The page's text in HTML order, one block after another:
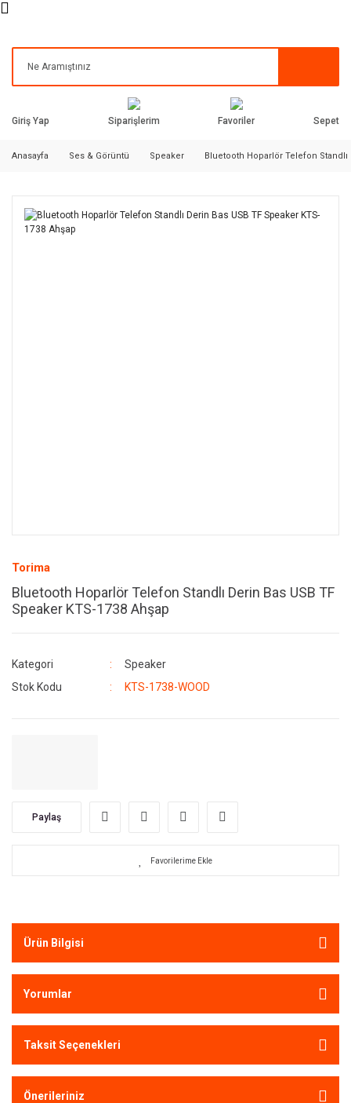
Giriş Yap Siparişlerim Favoriler Sepet
Anasayfa Ses & Görüntü Speaker Bluetooth Hoparlör Telefon Standlı
Torima
Bluetooth Hoparlör Telefon Standlı Derin Bas USB TF
Speaker KTS-1738 Ahşap
Kategori
Speaker
Stok Kodu
KTS-1738-WOOD
Paylaş
Ürün Bilgisi
Yorumlar
Taksit Seçenekleri
Önerileriniz